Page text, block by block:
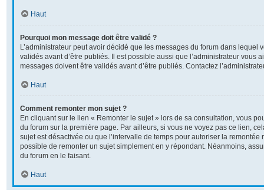
Haut
Pourquoi mon message doit être validé ?
L’administrateur peut avoir décidé que les messages du forum dans lequel
validés avant d’être publiés. Il est possible aussi que l’administrateur vous
messages doivent être validés avant d’être publiés. Contactez
Haut
Comment remonter mon sujet ?
En cliquant sur le lien « Remonter le sujet » lors de sa consultation, vous
du forum sur la première page. Par ailleurs, si vous ne voyez pas ce lien,
sujet est désactivée ou que l’intervalle de temps pour autoriser la remontée
possible de remonter un sujet simplement en y répondant. Néanmoins,
du forum en le faisant.
Haut